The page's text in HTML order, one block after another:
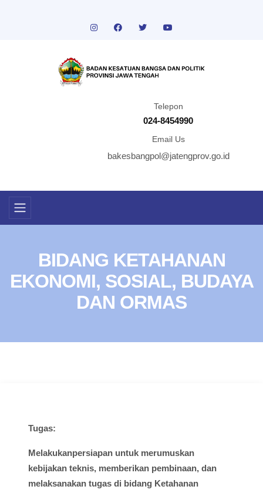
Telepon
024-8454990
Email Us
bakesbangpol@jatengprov.go.id
BIDANG KETAHANAN
EKONOMI, SOSIAL, BUDAYA
DAN ORMAS
Tugas:
Melakukanpersiapan untuk merumuskan
kebijakan teknis, memberikan pembinaan, dan
melaksanakan tugas di bidang Ketahanan